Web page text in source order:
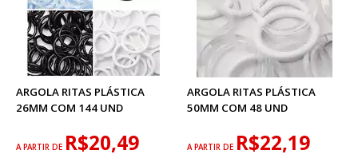
ARGOLA RITAS PLÁSTICA
26MM COM 144 UND
A PARTIR DE R$20,49
ARGOLA RITAS PLÁSTICA
50MM COM 48 UND
A PARTIR DE R$22,19